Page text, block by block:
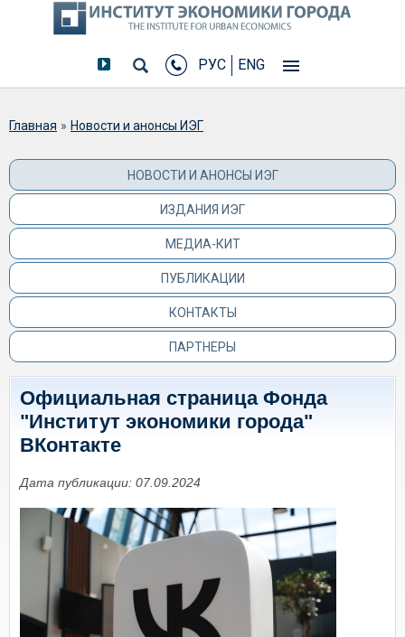
РУС ENG
Вы здесь
Главная » Новости и анонсы ИЭГ
НОВОСТИ И АНОНСЫ ИЭГ
ИЗДАНИЯ ИЭГ
МЕДИА-КИТ
ПУБЛИКАЦИИ
КОНТАКТЫ
ПАРТНЕРЫ
Официальная страница Фонда
"Институт экономики города"
ВКонтакте
Дата публикации: 07.09.2024